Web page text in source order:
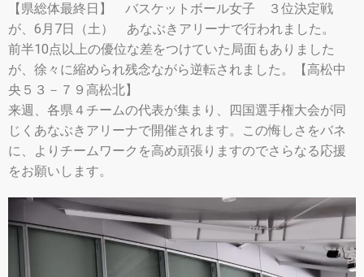
【県総体最終日】 バスケットボール女子 ３位決定戦
が、6月7日（土） あなぶきアリーナで行われました。
前半10点以上の優位な差をつけていた局面もありました
が、徐々に縮められ残念ながら逆転されました。【高松中
央５３－７９高松北】
来週、各県４チームの代表が集まり、四国選手権大会が同
じくあなぶきアリーナで開催されます。この悔しさをバネ
に、よりチームワークを高め頑張りますのでさらなる応援
をお願いします。